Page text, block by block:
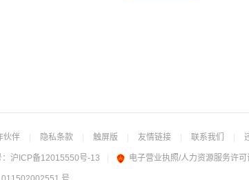
伙伴 隐私条款 触屏版 友情链接 联系我们
沪ICP备12015550号-13 电子营业执照/人力资源服务许可